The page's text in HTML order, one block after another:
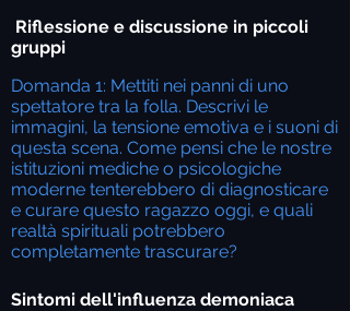
Riflessione e discussione in piccoli
gruppi
Domanda 1: Mettiti nei panni di uno
spettatore tra la folla. Descrivi le
immagini, la tensione emotiva e i suoni di
questa scena. Come pensi che le nostre
istituzioni mediche o psicologiche
moderne tenterebbero di diagnosticare
e curare questo ragazzo oggi, e quali
realtà spirituali potrebbero
completamente trascurare?
Sintomi dell'influenza demoniaca